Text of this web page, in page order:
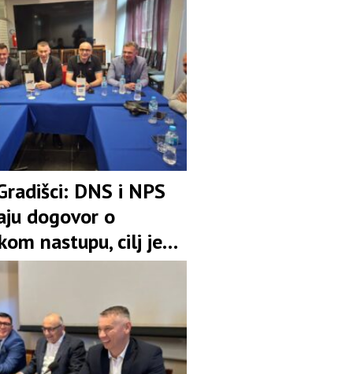
DNS i NPS
dogovor o
nastupu, cilj je
u koaliciji